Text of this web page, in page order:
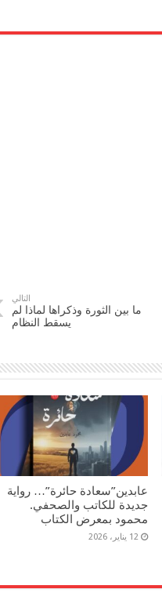
التالي
ما بين الثورة وذكراها لماذا لم
يسقط النظام
عابدين”سعادة حائرة”… رواية
جديدة للكاتب والصحفي.
محمود بمعرض الكتاب
12 يناير، 2026